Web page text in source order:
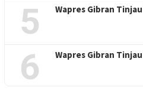
5 Wapres Gibran
6 Wapres Gibran